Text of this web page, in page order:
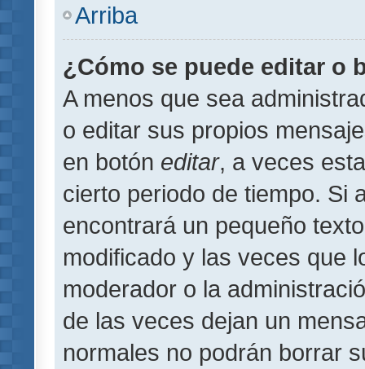
Arriba
¿Cómo se puede editar o
A menos que sea
o editar sus propios
en botón editar, a veces
cierto periodo de tiempo. Si
encontrará un pequeño
modificado y las veces que
moderador o la
de las veces dejan un
normales no podrán borrar